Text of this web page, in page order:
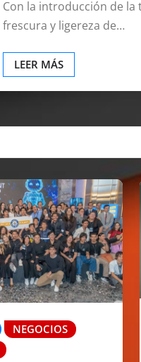
Con la introducción de la
frescura y ligereza de…
LEER MÁS
NEGOCIOS